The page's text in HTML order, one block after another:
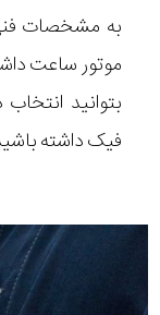
به مشخصات
موتور ساعت
بتوانید
فیک داشته